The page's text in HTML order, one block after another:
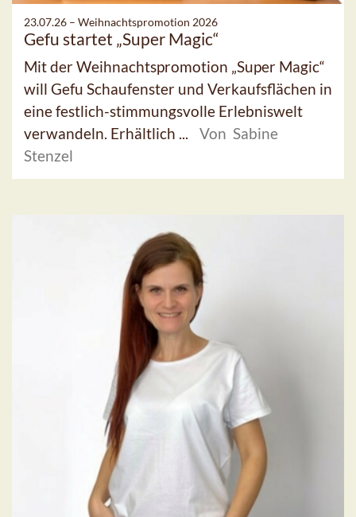
23.07.26 – Weihnachtspromotion 2026
Gefu startet „Super Magic“
Mit der Weihnachtspromotion „Super Magic“
will Gefu Schaufenster und Verkaufsflächen in
eine festlich-stimmungsvolle Erlebniswelt
verwandeln. Erhältlich ...
Von Sabine
Stenzel